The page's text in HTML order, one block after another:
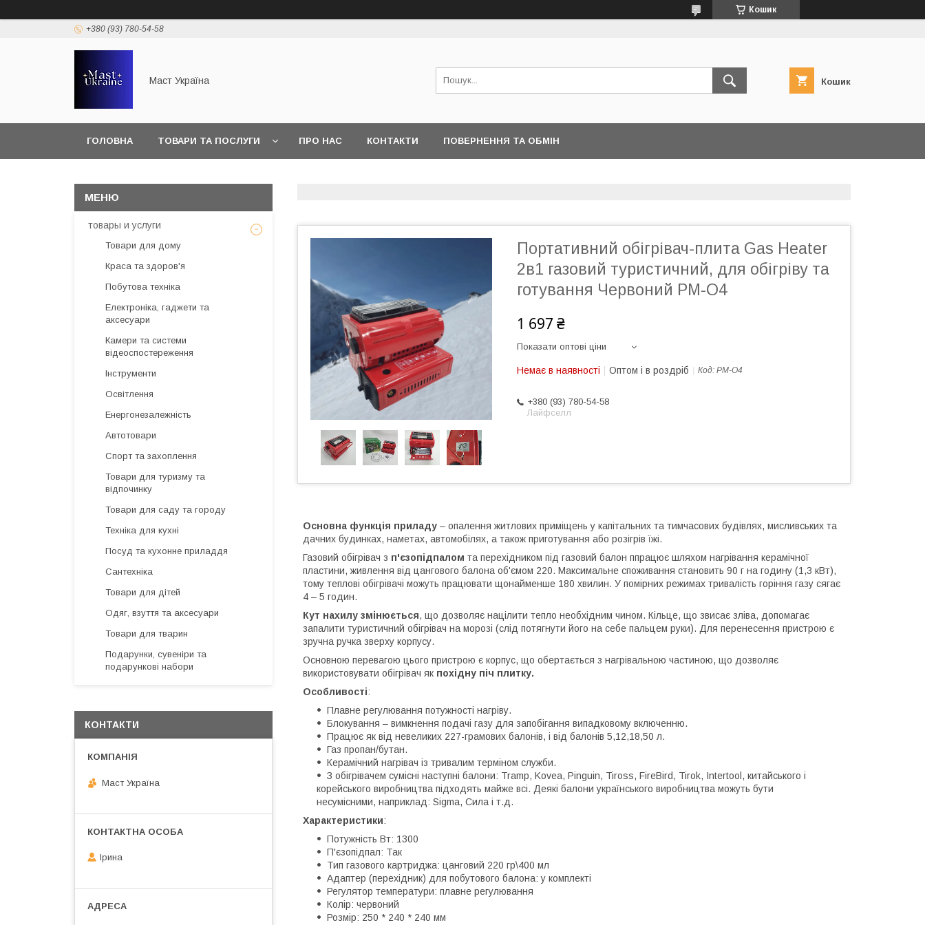
Кошик
+380 (93) 780-54-58
Маст Україна Кошик
ГОЛОВНА ТОВАРИ ТА ПОСЛУГИ ПРО НАС КОНТАКТИ ПОВЕРНЕННЯ ТА ОБМІН
Портативний обігрівач-плита Gas Heater
2в1 газовий туристичний, для обігріву та
готування Червоний PM-O4
1 697 ₴
Показати оптові ціни
Немає в наявності Оптом і в роздріб Код: PM-O4
+380 (93) 780-54-58
Лайфселл
Основна функція приладу – опалення житлових приміщень у капітальних та тимчасових будівлях, мисливських та
дачних будинках, наметах, автомобілях, а також приготування або розігрів їжі.
Газовий обігрівач з п'єзопідпалом та перехідником під газовий балон ппрацює шляхом нагрівання керамічної
пластини, живлення від цангового балона об'ємом 220. Максимальне споживання становить 90 г на годину (1,3 кВт),
тому теплові обігрівачі можуть працювати щонайменше 180 хвилин. У помірних режимах тривалість горіння газу сягає
4 – 5 годин.
Кут нахилу змінюється, що дозволяє націлити тепло необхідним чином. Кільце, що звисає зліва, допомагає
запалити туристичний обігрівач на морозі (слід потягнути його на себе пальцем руки). Для перенесення пристрою є
зручна ручка зверху корпусу.
Основною перевагою цього пристрою є корпус, що обертається з нагрівальною частиною, що дозволяє
використовувати обігрівач як похідну піч плитку.
Особливості:
Плавне регулювання потужності нагріву.
Блокування – вимкнення подачі газу для запобігання випадковому включенню.
Працює як від невеликих 227-грамових балонів, і від балонів 5,12,18,50 л.
Газ пропан/бутан.
Керамічний нагрівач із тривалим терміном служби.
З обігрівачем сумісні наступні балони: Tramp, Kovea, Pinguin, Tiross, FireBird, Tirok, Intertool, китайського і
корейського виробництва підходять майже всі. Деякі балони українського виробництва можуть бути
несумісними, наприклад: Sigma, Сила і т.д.
Характеристики:
Потужність Вт: 1300
П'єзопідпал: Так
Тип газового картриджа: цанговий 220 гр\400 мл
Адаптер (перехідник) для побутового балона: у комплекті
Регулятор температури: плавне регулювання
Колір: червоний
Розмір: 250 * 240 * 240 мм
товары и услуги
Товари для дому
Краса та здоров'я
Побутова техніка
Електроніка, гаджети та
аксесуари
Камери та системи
відеоспостереження
Інструменти
Освітлення
Енергонезалежність
Автотовари
Спорт та захоплення
Товари для туризму та
відпочинку
Товари для саду та городу
Техніка для кухні
Посуд та кухонне приладдя
Сантехніка
Товари для дітей
Одяг, взуття та аксесуари
Товари для тварин
Подарунки, сувеніри та
подарункові набори
КОНТАКТИ
Маст Україна
Ірина